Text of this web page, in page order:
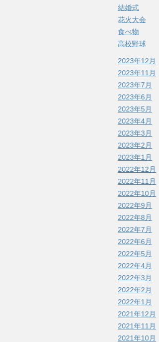
結婚式
花火大会
食べ物
高校野球
2023年12月
2023年11月
2023年7月
2023年6月
2023年5月
2023年4月
2023年3月
2023年2月
2023年1月
2022年12月
2022年11月
2022年10月
2022年9月
2022年8月
2022年7月
2022年6月
2022年5月
2022年4月
2022年3月
2022年2月
2022年1月
2021年12月
2021年11月
2021年10月